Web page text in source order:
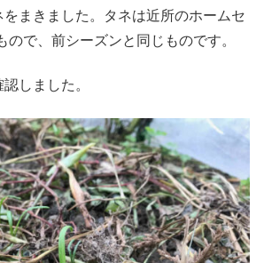
をまきました。タネは近所のホームセ
ので、前シーズンと同じものです。
認しました。